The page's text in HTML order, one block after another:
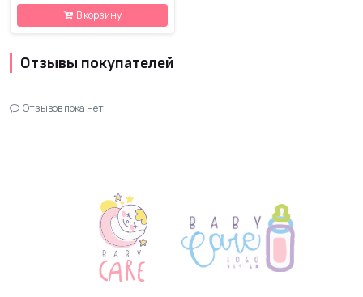
В корзину
Отзывы покупателей
Отзывов пока нет